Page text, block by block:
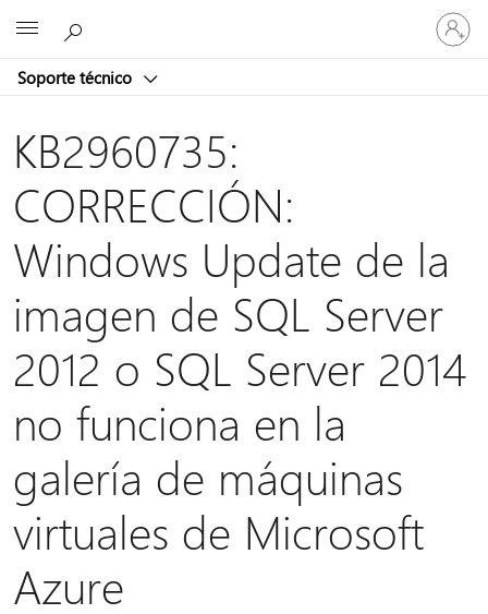
Soporte técnico
Iniciar
sesión
en
cuenta
KB2960735:
CORRECCIÓN:
Windows Update de la
imagen de SQL Server
2012 o SQL Server 2014
no funciona en la
galería de máquinas
virtuales de Microsoft
Azure